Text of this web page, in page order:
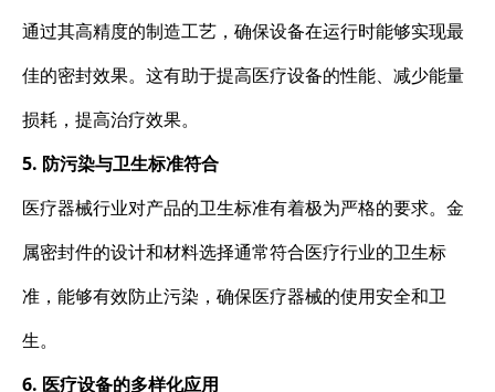
通过其高精度的制造工艺，确保设备在运行时能够实现最
佳的密封效果。这有助于提高医疗设备的性能、减少能量
损耗，提高治疗效果。
5. 防污染与卫生标准符合
医疗器械行业对产品的卫生标准有着极为严格的要求。金
属密封件的设计和材料选择通常符合医疗行业的卫生标
准，能够有效防止污染，确保医疗器械的使用安全和卫
生。
6. 医疗设备的多样化应用